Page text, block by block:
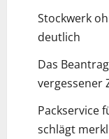
Stockwerk
deutlich
Das
vergessener
Packservice
schlägt